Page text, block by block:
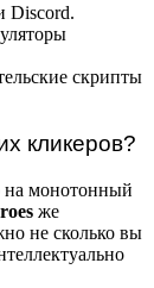
Discord.
скрипты
кликеров?
на монотонный
же
не сколько вы